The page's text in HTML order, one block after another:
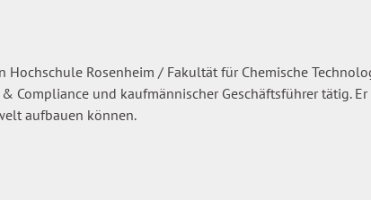
Hochschule Rosenheim / Fakultät für Chemische
und kaufmännischer Geschäftsführer tätig.
aufbauen können.